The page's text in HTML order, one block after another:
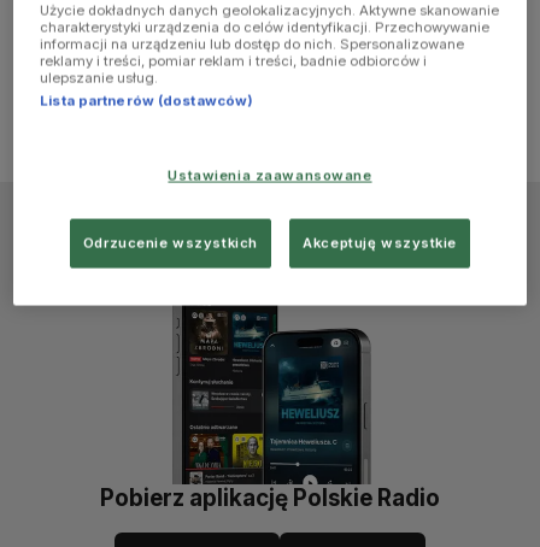
more
information)
Pobierz aplikację Polskie Radio
Użycie dokładnych danych geolokalizacyjnych. Aktywne skanowanie
charakterystyki urządzenia do celów identyfikacji. Przechowywanie
informacji na urządzeniu lub dostęp do nich. Spersonalizowane
reklamy i treści, pomiar reklam i treści, badnie odbiorców i
ulepszanie usług.
Lista partnerów (dostawców)
Ustawienia zaawansowane
Odrzucenie wszystkich Akceptuję wszystkie